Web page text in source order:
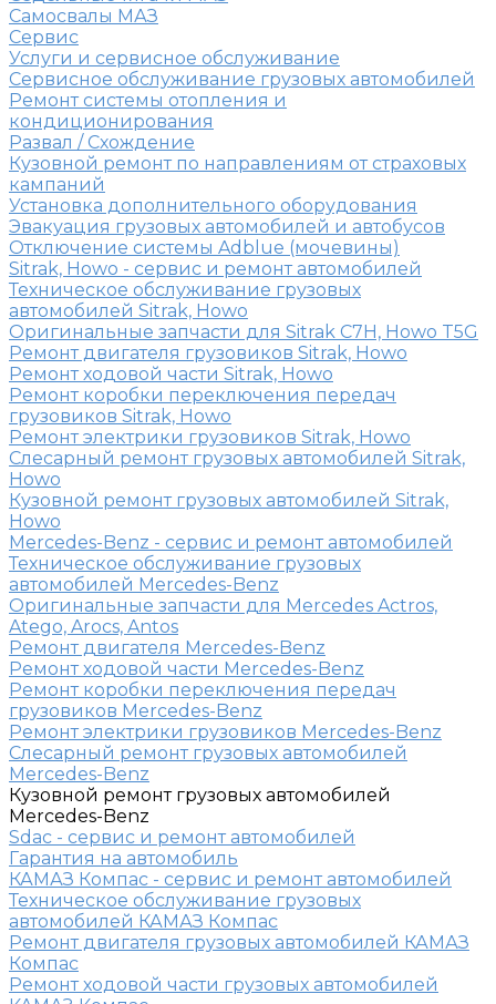
Самосвалы МАЗ
Сервис
Услуги и сервисное обслуживание
Сервисное обслуживание грузовых автомобилей
Ремонт системы отопления и
кондиционирования
Развал / Схождение
Кузовной ремонт по направлениям от страховых
кампаний
Установка дополнительного оборудования
Эвакуация грузовых автомобилей и автобусов
Отключение системы Adblue (мочевины)
Sitrak, Howo - сервис и ремонт автомобилей
Техническое обслуживание грузовых
автомобилей Sitrak, Howo
Оригинальные запчасти для Sitrak C7H, Howo T5G
Ремонт двигателя грузовиков Sitrak, Howo
Ремонт ходовой части Sitrak, Howo
Ремонт коробки переключения передач
грузовиков Sitrak, Howo
Ремонт электрики грузовиков Sitrak, Howo
Слесарный ремонт грузовых автомобилей Sitrak,
Howo
Кузовной ремонт грузовых автомобилей Sitrak,
Howo
Mercedes-Benz - сервис и ремонт автомобилей
Техническое обслуживание грузовых
автомобилей Mercedes-Benz
Оригинальные запчасти для Mercedes Actros,
Atego, Arocs, Antos
Ремонт двигателя Mercedes-Benz
Ремонт ходовой части Mercedes-Benz
Ремонт коробки переключения передач
грузовиков Mercedes-Benz
Ремонт электрики грузовиков Mercedes-Benz
Слесарный ремонт грузовых автомобилей
Mercedes-Benz
Кузовной ремонт грузовых автомобилей
Mercedes-Benz
Sdac - сервис и ремонт автомобилей
Гарантия на автомобиль
КАМАЗ Компас - сервис и ремонт автомобилей
Техническое обслуживание грузовых
автомобилей КАМАЗ Компас
Ремонт двигателя грузовых автомобилей КАМАЗ
Компас
Ремонт ходовой части грузовых автомобилей